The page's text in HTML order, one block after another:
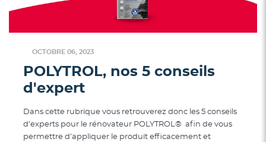
OCTOBRE 06, 2023
POLYTROL, nos 5 conseils
d'expert
Dans cette rubrique vous retrouverez donc les 5 conseils
d’experts pour le rénovateur POLYTROL® afin de vous
permettre d’appliquer le produit efficacement et